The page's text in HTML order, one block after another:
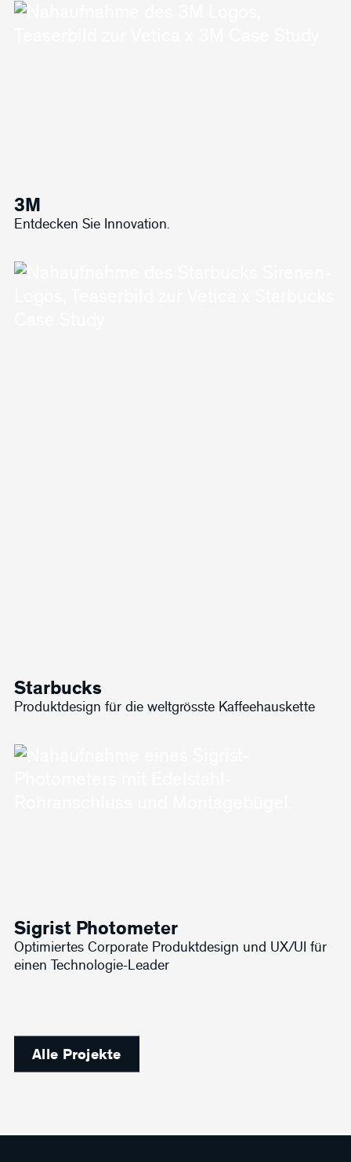
3M
Entdecken Sie Innovation.
Starbucks
Produktdesign für die weltgrösste Kaffeehauskette
Sigrist Photometer
Optimiertes Corporate Produktdesign und UX/UI für
einen Technologie-Leader
Alle Projekte